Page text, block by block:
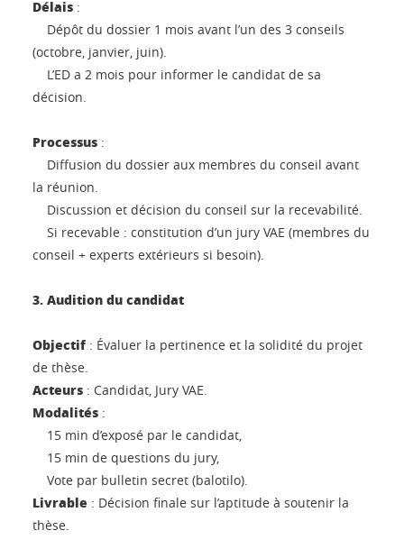
Délais :
Dépôt du dossier 1 mois avant l’un des 3 conseils
(octobre, janvier, juin).
L’ED a 2 mois pour informer le candidat de sa
décision.
Processus :
Diffusion du dossier aux membres du conseil avant
la réunion.
Discussion et décision du conseil sur la recevabilité.
Si recevable : constitution d’un jury VAE (membres du
conseil + experts extérieurs si besoin).
3. Audition du candidat
Objectif : Évaluer la pertinence et la solidité du projet
de thèse.
Acteurs : Candidat, Jury VAE.
Modalités :
15 min d’exposé par le candidat,
15 min de questions du jury,
Vote par bulletin secret (balotilo).
Livrable : Décision finale sur l’aptitude à soutenir la
thèse.